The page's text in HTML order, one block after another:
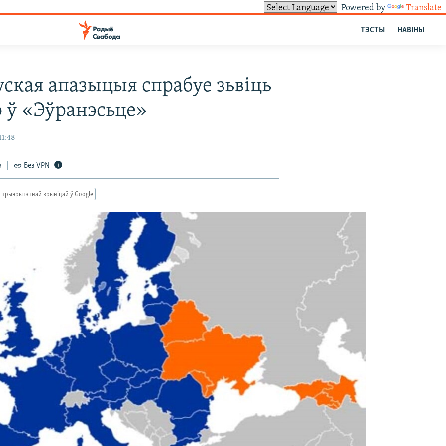
Powered by Translate
НАВІНЫ
ТЭСТЫ
апазыцыя спрабуе зьвіць
ў «Эўранэсьце»
Без VPN
прыярытэтнай крыніцай ў Google